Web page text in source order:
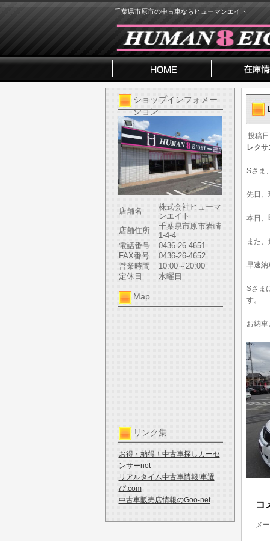
千葉県市原市の中古車ならヒューマンエイト
ショップインフォメー
ション
店舗名
株式会社ヒューマ
ンエイト
店舗住所
千葉県市原市岩崎
1-4-4
電話番号
0436-26-4651
FAX番号
0436-26-4652
営業時間
10:00～20:00
定休日
水曜日
Map
リンク集
お得・納得！中古車探しカーセ
ンサーnet
リアルタイム中古車情報!車選
び.com
中古車販売店情報のGoo-net
投稿日
レク
Sさま
先日、
本日、
また
早速納
Sさま
す。
お納車
コ
メ